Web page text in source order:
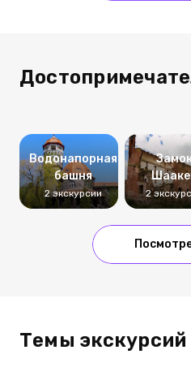
Водонапорная
башня
2 экскурсии 2
Темы экскурсий